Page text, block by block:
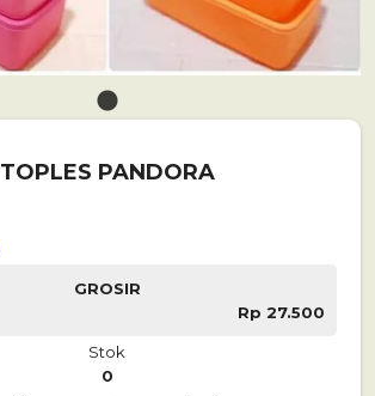
1
TOPLES PANDORA
GROSIR
Rp 27.500
Stok
0